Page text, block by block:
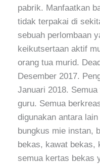
pabrik. Manfaatkan
tidak terpakai di
sebuah perlombaan
keikutsertaan aktif
orang tua murid.
Desember 2017.
Januari 2018.
guru. Semua
digunakan antara
bungkus mie instan,
bekas, kawat bekas,
semua kertas bekas